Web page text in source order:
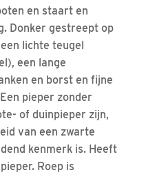
en staart en
Donker gestreept op
lichte teugel
een lange
en borst en fijne
pieper zonder
of duinpieper zijn,
van een zwarte
kenmerk is. Heeft
Roep is